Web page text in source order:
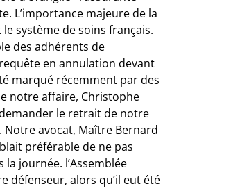
L’importance majeure de la
système de soins français.
des adhérents de
en annulation devant
marqué récemment par des
notre affaire, Christophe
le retrait de notre
Notre avocat, Maître Bernard
préférable de ne pas
journée. l’Assemblée
défenseur, alors qu’il eut été